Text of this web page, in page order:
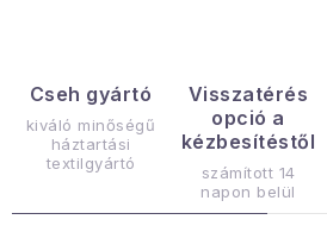
n
Cseh gyártó
kiváló minőségű
háztartási
textilgyártó
Visszatérés
opció a
kézbesítéstől
számított 14
napon belül